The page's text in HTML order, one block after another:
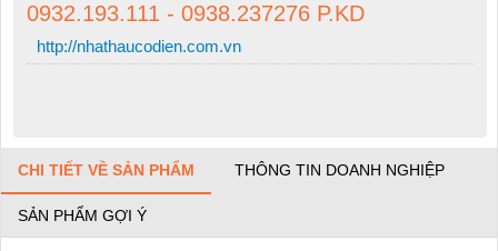
0932.193.111 - 0938.237276 P.KD
http://nhathaucodien.com.vn
CHI TIẾT VỀ SẢN PHẨM THÔNG TIN DOANH NGHIỆP
SẢN PHẨM GỢI Ý